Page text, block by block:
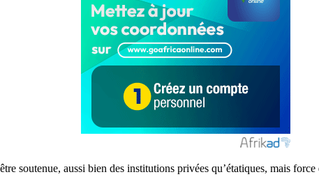
soutenue, aussi bien des institutions privées qu’étatiques, mais